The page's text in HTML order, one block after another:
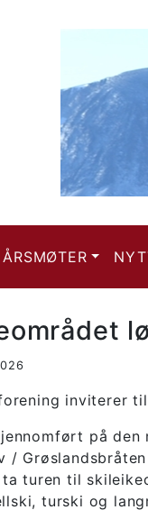
ÅRSMØTER
inviterer
på
/
turen til
turski og